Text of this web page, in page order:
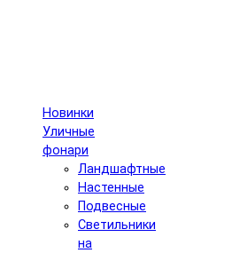
Новинки
Уличные
фонари
Ландшафтные
Настенные
Подвесные
Светильники
на